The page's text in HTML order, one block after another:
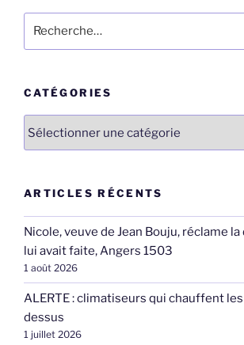
pour
CATÉGORIES
ARTICLES RÉCENTS
Nicole, veuve de Jean Bouju, réclame la
lui avait faite, Angers 1503
1 août 2026
ALERTE : climatiseurs qui chauffent
dessus
1 juillet 2026